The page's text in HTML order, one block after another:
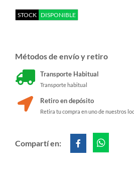
STOCK DISPONIBLE
Métodos de envío y retiro
Transporte Habitual
Transporte habitual
Retiro en depósito
Retira tu compra en uno de nuestros
Compartí en: